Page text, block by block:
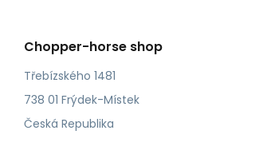
Chopper-horse shop
Třebízského 1481
738 01 Frýdek-Místek
Česká Republika